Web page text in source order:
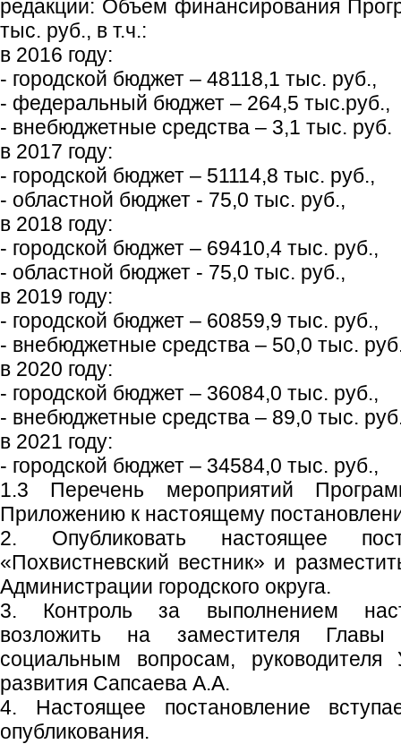
редакции: Объем финансирования
тыс. руб., в т.ч.:
в 2016 году:
- городской бюджет – 48118,1 тыс. руб.,
- федеральный бюджет – 264,5 тыс.руб.,
- внебюджетные средства – 3,1 тыс. руб.
в 2017 году:
- городской бюджет – 51114,8 тыс. руб.,
- областной бюджет - 75,0 тыс. руб.,
в 2018 году:
- городской бюджет – 69410,4 тыс. руб.,
- областной бюджет - 75,0 тыс. руб.,
в 2019 году:
- городской бюджет – 60859,9 тыс. руб.,
- внебюджетные средства – 50,0 тыс.
в 2020 году:
- городской бюджет – 36084,0 тыс. руб.,
- внебюджетные средства – 89,0 тыс.
в 2021 году:
- городской бюджет – 34584,0 тыс. руб.,
1.3 Перечень мероприятий
Приложению к настоящему
2. Опубликовать настоящее
«Похвистневский вестник» и
Администрации городского округа.
3. Контроль за выполнением
возложить на заместителя Главы
социальным вопросам, руководителя
развития Сапсаева А.А.
4. Настоящее постановление
опубликования.